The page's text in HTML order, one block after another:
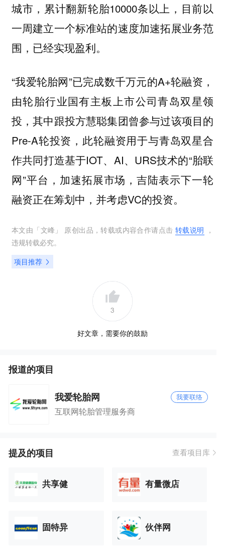
城市，累计翻新轮胎10000条以上，目前以
一周建立一个标准站的速度加速拓展业务范
围，已经实现盈利。
“我爱轮胎网”已完成数千万元的A+轮融资，
由轮胎行业国有主板上市公司青岛双星领
投，其中跟投方慧聪集团曾参与过该项目的
Pre-A轮投资，此轮融资用于与青岛双星合
作共同打造基于IOT、AI、URS技术的“胎联
网”平台，加速拓展市场，吉陆表示下一轮
融资正在筹划中，并考虑VC的投资。
本文由「文峰 」 原创出品，转载或内容合作请点击 转载说明 ，
违规转载必究。
项目推荐
3
好文章，需要你的鼓励
报道的项目
我爱轮胎网 我要联络
互联网轮胎管理服务商
提及的项目 查看项目库
共享健 有量微店
固特异 伙伴网